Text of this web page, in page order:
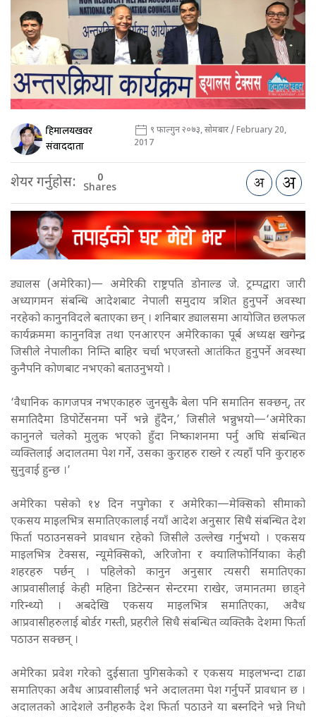
हिमालयखवर
संवाददाता
९ फाल्गुन २०७३, सोमबार / February 20,
2017
शेयर गर्नुहोस: 0
Shares
ड्यालस (अमेरिका)— अमेरिकी राष्ट्रपति डोनाल्ड जे. ट्रम्पद्वारा जारी
अध्यागमन संबन्धि आदेशबाट नेपाली समुदाय त्रशित हुनुपर्ने अवस्था
नरहेको कानुनविदले बताएका छन् । शनिबार ड्यालसमा आयोजित छलफल
कार्यक्रममा कानुनविज्ञ तथा एनआरएन अमेरिकाका पूर्ब अध्यक्ष खगेन्द्र
जिसीले नेपालीका निम्ति बाहिर चर्चा भएजस्तो आतंकित हुनुपर्ने अवस्था
कुनैपनि कोणबाट नभएको बताउनुभयो ।
‘वैधानिक कागजपत्र नभएकाहरु जुनसुकै बेला पनि समातिन सक्छन्, तर
समातिदैमा डिपोर्टेसनमा पर्ने भन्ने हुँदैन,’ जिसीले भन्नुभयो—‘अमेरिका
कानुनले चलेको मुलुक भएको हुँदा निष्काशनमा पर्नु अघि संबन्धित
व्यक्तिलाई अदालतमा पेश गर्ने, उसका कुराहरु राख्ने र त्यहाँ पनि कुराहरु
सुनुवाई हुन्छ ।’
अमेरिका पसेको १४ दिन नपुगेका र अमेरिका—मेक्सिको सीमाको
एकसय माइलभित्र समातिएकालाई नयाँ आदेश अनुसार सिधै संबन्धित देश
फिर्ता पठाउनसक्ने प्रावधान रहेको जिसीले उल्लेख गर्नुभयो । एकसय
माइलभित्र टेक्सस, न्यूमेक्सिको, अरिजोना र क्यालिफोर्नियाका केही
शहरहरु पर्छन् । पहिलेको कानुन अनुसार त्यसरी समातिएका
आप्रवासीलाई केही महिना डिटेन्सन सेन्टरमा राखेर, जमानतमा छाड्ने
गरिन्थ्यो । अबदेखि एकसय माइलभित्र समातिएका, अवैध
आप्रवासीहरुलाई बोर्डर गस्ती, प्रहरीले सिधै संबन्धित व्यक्तिकै देशमा फिर्ता
पठाउन सक्छन् ।
अमेरिका प्रवेश गरेको दुईसाता पुगिसकेको र एकसय माइलभन्दा टाढा
समातिएका अवैध आप्रवासीलाई भने अदालतमा पेश गर्नुपर्ने प्रावधान छ ।
अदालतको आदेशले उनीहरुकै देश फिर्ता पठाउने या बस्नदिने भन्ने निधो